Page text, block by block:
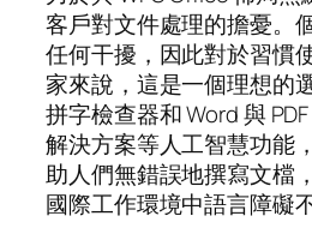
客戶對文件處理的擔憂。
任何干擾，因此對於習慣
家來說，這是一個理想的
拼字檢查器和 Word 與
解決方案等人工智慧功能
助人們無錯誤地撰寫文檔
國際工作環境中語言障礙